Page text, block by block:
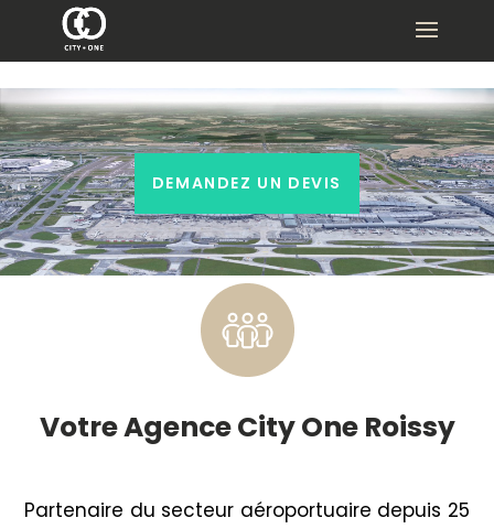
DEMANDEZ UN DEVIS
Votre Agence City One Roissy
Partenaire du secteur aéroportuaire depuis 25